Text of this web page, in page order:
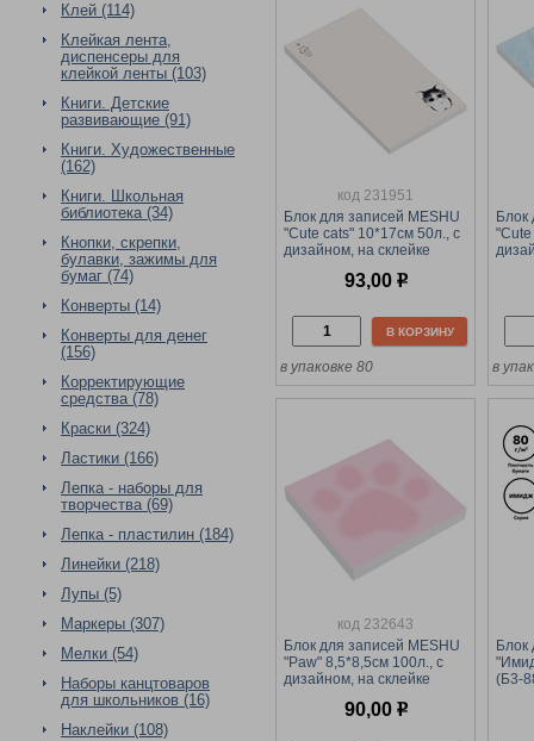
Клей (114)
Клейкая лента,
диспенсеры для
клейкой ленты (103)
Книги. Детские
развивающие (91)
Книги. Художественные
(162)
Книги. Школьная
библиотека (34)
Кнопки, скрепки,
булавки, зажимы для
бумаг (74)
Конверты (14)
Конверты для денег
(156)
Корректирующие
средства (78)
Краски (324)
Ластики (166)
Лепка - наборы для
творчества (69)
Лепка - пластилин (184)
Линейки (218)
Лупы (5)
Маркеры (307)
Мелки (54)
Наборы канцтоваров
для школьников (16)
Наклейки (108)
код 231951
Блок для записей MESHU
"Cute cats" 10*17см 50л., с
дизайном, на склейке
93,00 р
В КОРЗИНУ
в упаковке 80
Блок
в
код 232643
Блок для записей MESHU
"Paw" 8,5*8,5см 100л., с
дизайном, на склейке
90,00 р
(Б3-